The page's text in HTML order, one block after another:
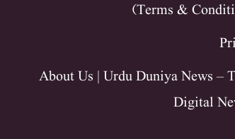
About Us | Urdu Duniya News –
Digital